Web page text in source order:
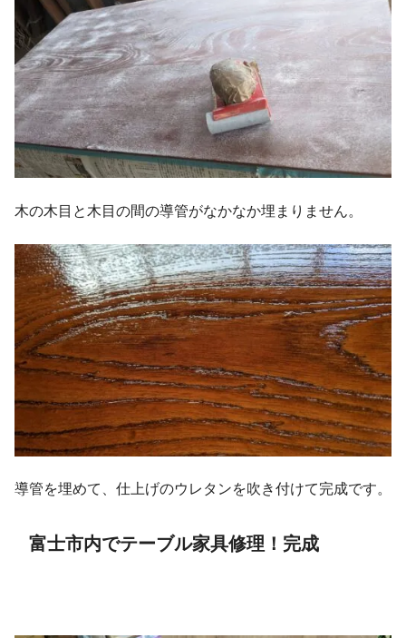
木の木目と木目の間の導管がなかなか埋まりません。
導管を埋めて、仕上げのウレタンを吹き付けて完成です。
富士市内でテーブル家具修理！完成